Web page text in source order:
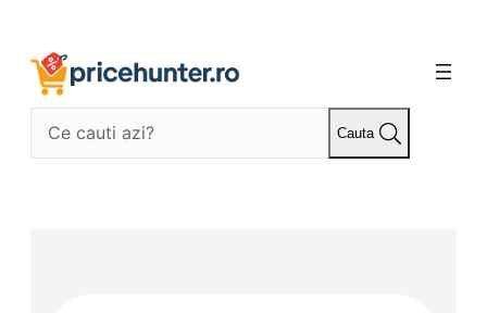
conținut
Cauta